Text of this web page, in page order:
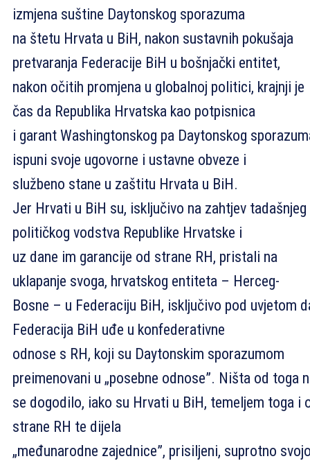
izmjena suštine Daytonskog sporazuma
na štetu Hrvata u BiH, nakon sustavnih pokušaja
pretvaranja Federacije BiH u bošnjački entitet,
nakon očitih promjena u globalnoj politici, krajnji je
čas da Republika Hrvatska kao potpisnica
i garant Washingtonskog pa Daytonskog
ispuni svoje ugovorne i ustavne obveze i
službeno stane u zaštitu Hrvata u BiH.
Jer Hrvati u BiH su, isključivo na zahtjev tadašnjeg
političkog vodstva Republike Hrvatske i
uz dane im garancije od strane RH, pristali na
uklapanje svoga, hrvatskog entiteta – Herceg-
Bosne – u Federaciju BiH, isključivo pod uvjetom
Federacija BiH uđe u konfederativne
odnose s RH, koji su Daytonskim sporazumom
preimenovani u „posebne odnose”. Ništa od toga
se dogodilo, iako su Hrvati u BiH, temeljem toga i
strane RH te dijela
„međunarodne zajednice”, prisiljeni, suprotno